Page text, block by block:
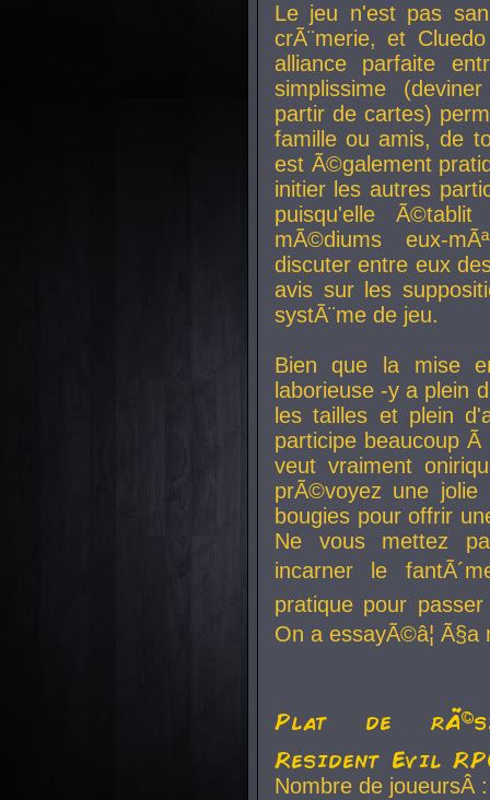
Le jeu n'est pas
crÃ¨merie, et
alliance parfaite
simplissime
partir de cartes)
famille ou amis, de
est Ã©galement
initier les autres
puisqu'elle
mÃ©diums eux-
discuter entre eux
avis sur les
systÃ¨me de jeu.
Bien que la mise
laborieuse -y a plein
les tailles et plein
participe beaucoup
veut vraiment
prÃ©voyez une
bougies pour offrir
Ne vous mettez
incarner le
pratique pour
On a essayÃ©â¦
Plat de
Resident Evil
Nombre de